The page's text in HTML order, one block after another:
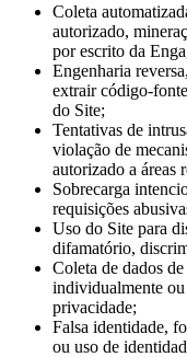
Coleta
autorizado,
por escrito da
Engenharia
extrair código-
do Site;
Tentativas de
violação de
autorizado a áreas
Sobrecarga
requisições
Uso do Site para
difamatório,
Coleta de dados
individualmente ou
privacidade;
Falsa identidade,
ou uso de